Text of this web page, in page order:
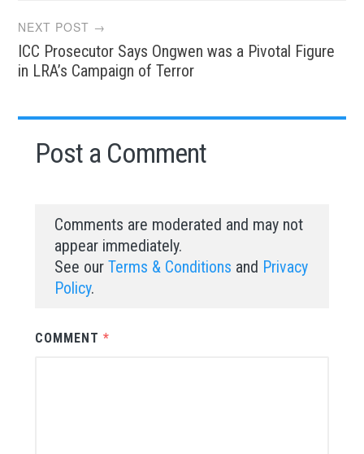
NEXT POST →
ICC Prosecutor Says Ongwen was a Pivotal Figure
in LRA’s Campaign of Terror
Post a Comment
Comments are moderated and may not
appear immediately.
See our Terms & Conditions and Privacy
Policy.
COMMENT *